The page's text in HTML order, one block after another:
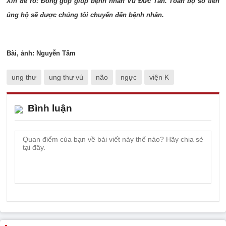
ủng hộ sẽ được chúng tôi chuyển đến bệnh nhân.
Bài, ảnh: Nguyễn Tâm
ung thư ung thư vú não ngực viện K
Bình luận